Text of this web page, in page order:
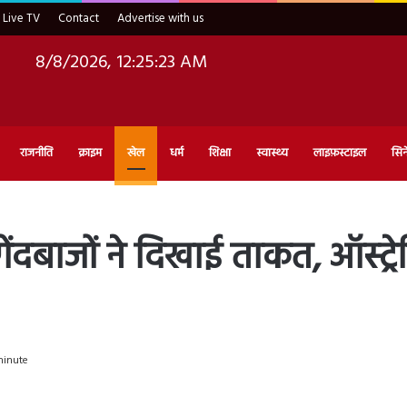
Live TV Contact Advertise with us
8/8/2026, 12:25:25 AM
राजनीति क्राइम खेल धर्म शिक्षा स्वास्थ्य लाइफ़स्टाइल
ने दिखाई ताकत,